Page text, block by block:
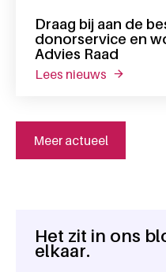
Draag bij aan de
donorservice en
Advies Raad
lees nieuws over
Meer actueel
Algemene
Het zit in ons
elkaar.